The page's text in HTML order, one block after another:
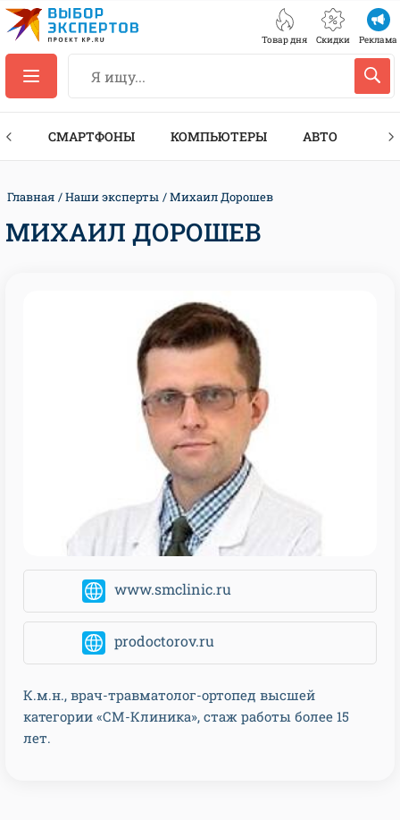
Товар дня Скидки Реклама
СМАРТФОНЫ КОМПЬЮТЕРЫ АВТО
Главная Наши эксперты Михаил Дорошев
МИХАИЛ ДОРОШЕВ
www.smclinic.ru
prodoctorov.ru
К.м.н., врач-травматолог-ортопед высшей
категории «СМ-Клиника», стаж работы более 15
лет.